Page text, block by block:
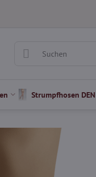
Strumpfhosen DEN